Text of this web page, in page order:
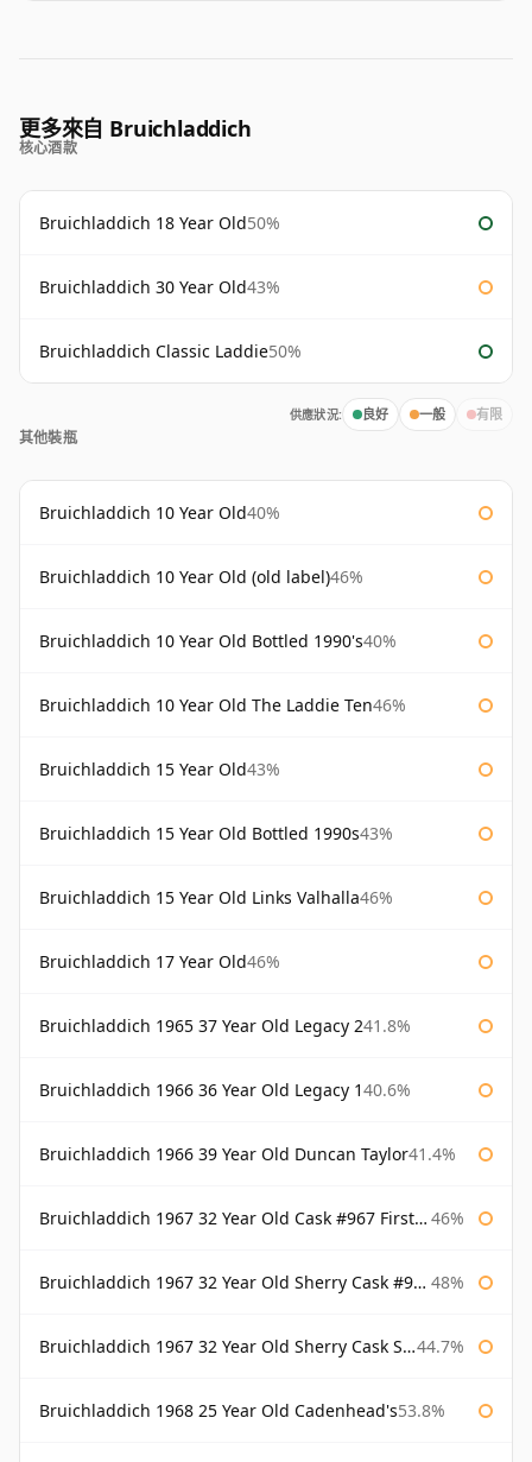
更多來自 Bruichladdich
核心酒款
Bruichladdich 18 Year Old50%
Bruichladdich 30 Year Old43%
Bruichladdich Classic Laddie50%
供應狀況: 良好 一般 有限
其他裝瓶
Bruichladdich 10 Year Old40%
Bruichladdich 10 Year Old (old label)46%
Bruichladdich 10 Year Old Bottled 1990's40%
Bruichladdich 10 Year Old The Laddie Ten46%
Bruichladdich 15 Year Old43%
Bruichladdich 15 Year Old Bottled 1990s43%
Bruichladdich 15 Year Old Links Valhalla46%
Bruichladdich 17 Year Old46%
Bruichladdich 1965 37 Year Old Legacy 241.8%
Bruichladdich 1966 36 Year Old Legacy 140.6%
Bruichladdich 1966 39 Year Old Duncan Taylor41.4%
Bruichladdich 1967 32 Year Old Cask #967 First Cask 46%
Bruichladdich 1967 32 Year Old Sherry Cask #968 Signatory Wooden Box 48%
Bruichladdich 1967 32 Year Old Sherry Cask Signatory 44.7%
Bruichladdich 1968 25 Year Old Cadenhead's53.8%